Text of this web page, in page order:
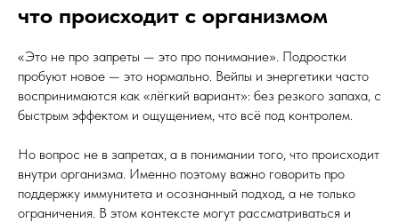
что происходит с организмом
«Это не про запреты — это про понимание». Подростки
пробуют новое — это нормально. Вейпы и энергетики часто
воспринимаются как «лёгкий вариант»: без резкого запаха, с
быстрым эффектом и ощущением, что всё под контролем.
Но вопрос не в запретах, а в понимании того, что происходит
внутри организма. Именно поэтому важно говорить про
поддержку иммунитета и осознанный подход, а не только
ограничения. В этом контексте могут рассматриваться и